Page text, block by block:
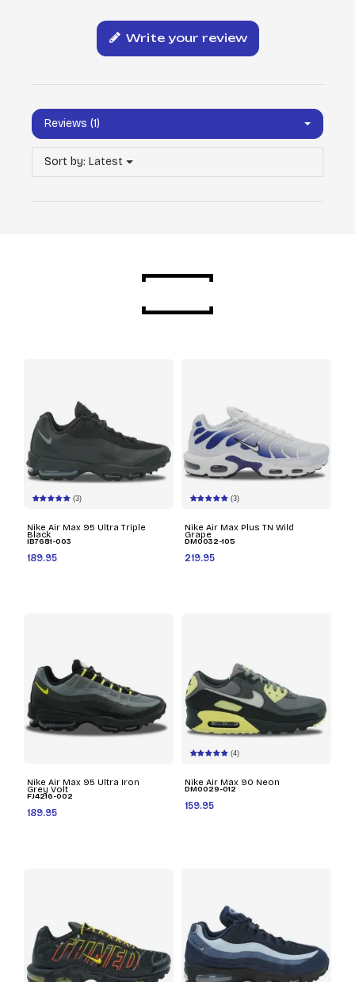
Write your review
Reviews (1)
Sort by: Latest
(3)
Nike Air Max 95 Ultra Triple
Black
IB7681-003
189.95
(3)
Nike Air Max Plus TN Wild
Grape
DM0032-105
219.95
Nike Air Max 95 Ultra Iron
Grey Volt
FJ4216-002
189.95
(4)
Nike Air Max 90 Neon
DM0029-012
159.95